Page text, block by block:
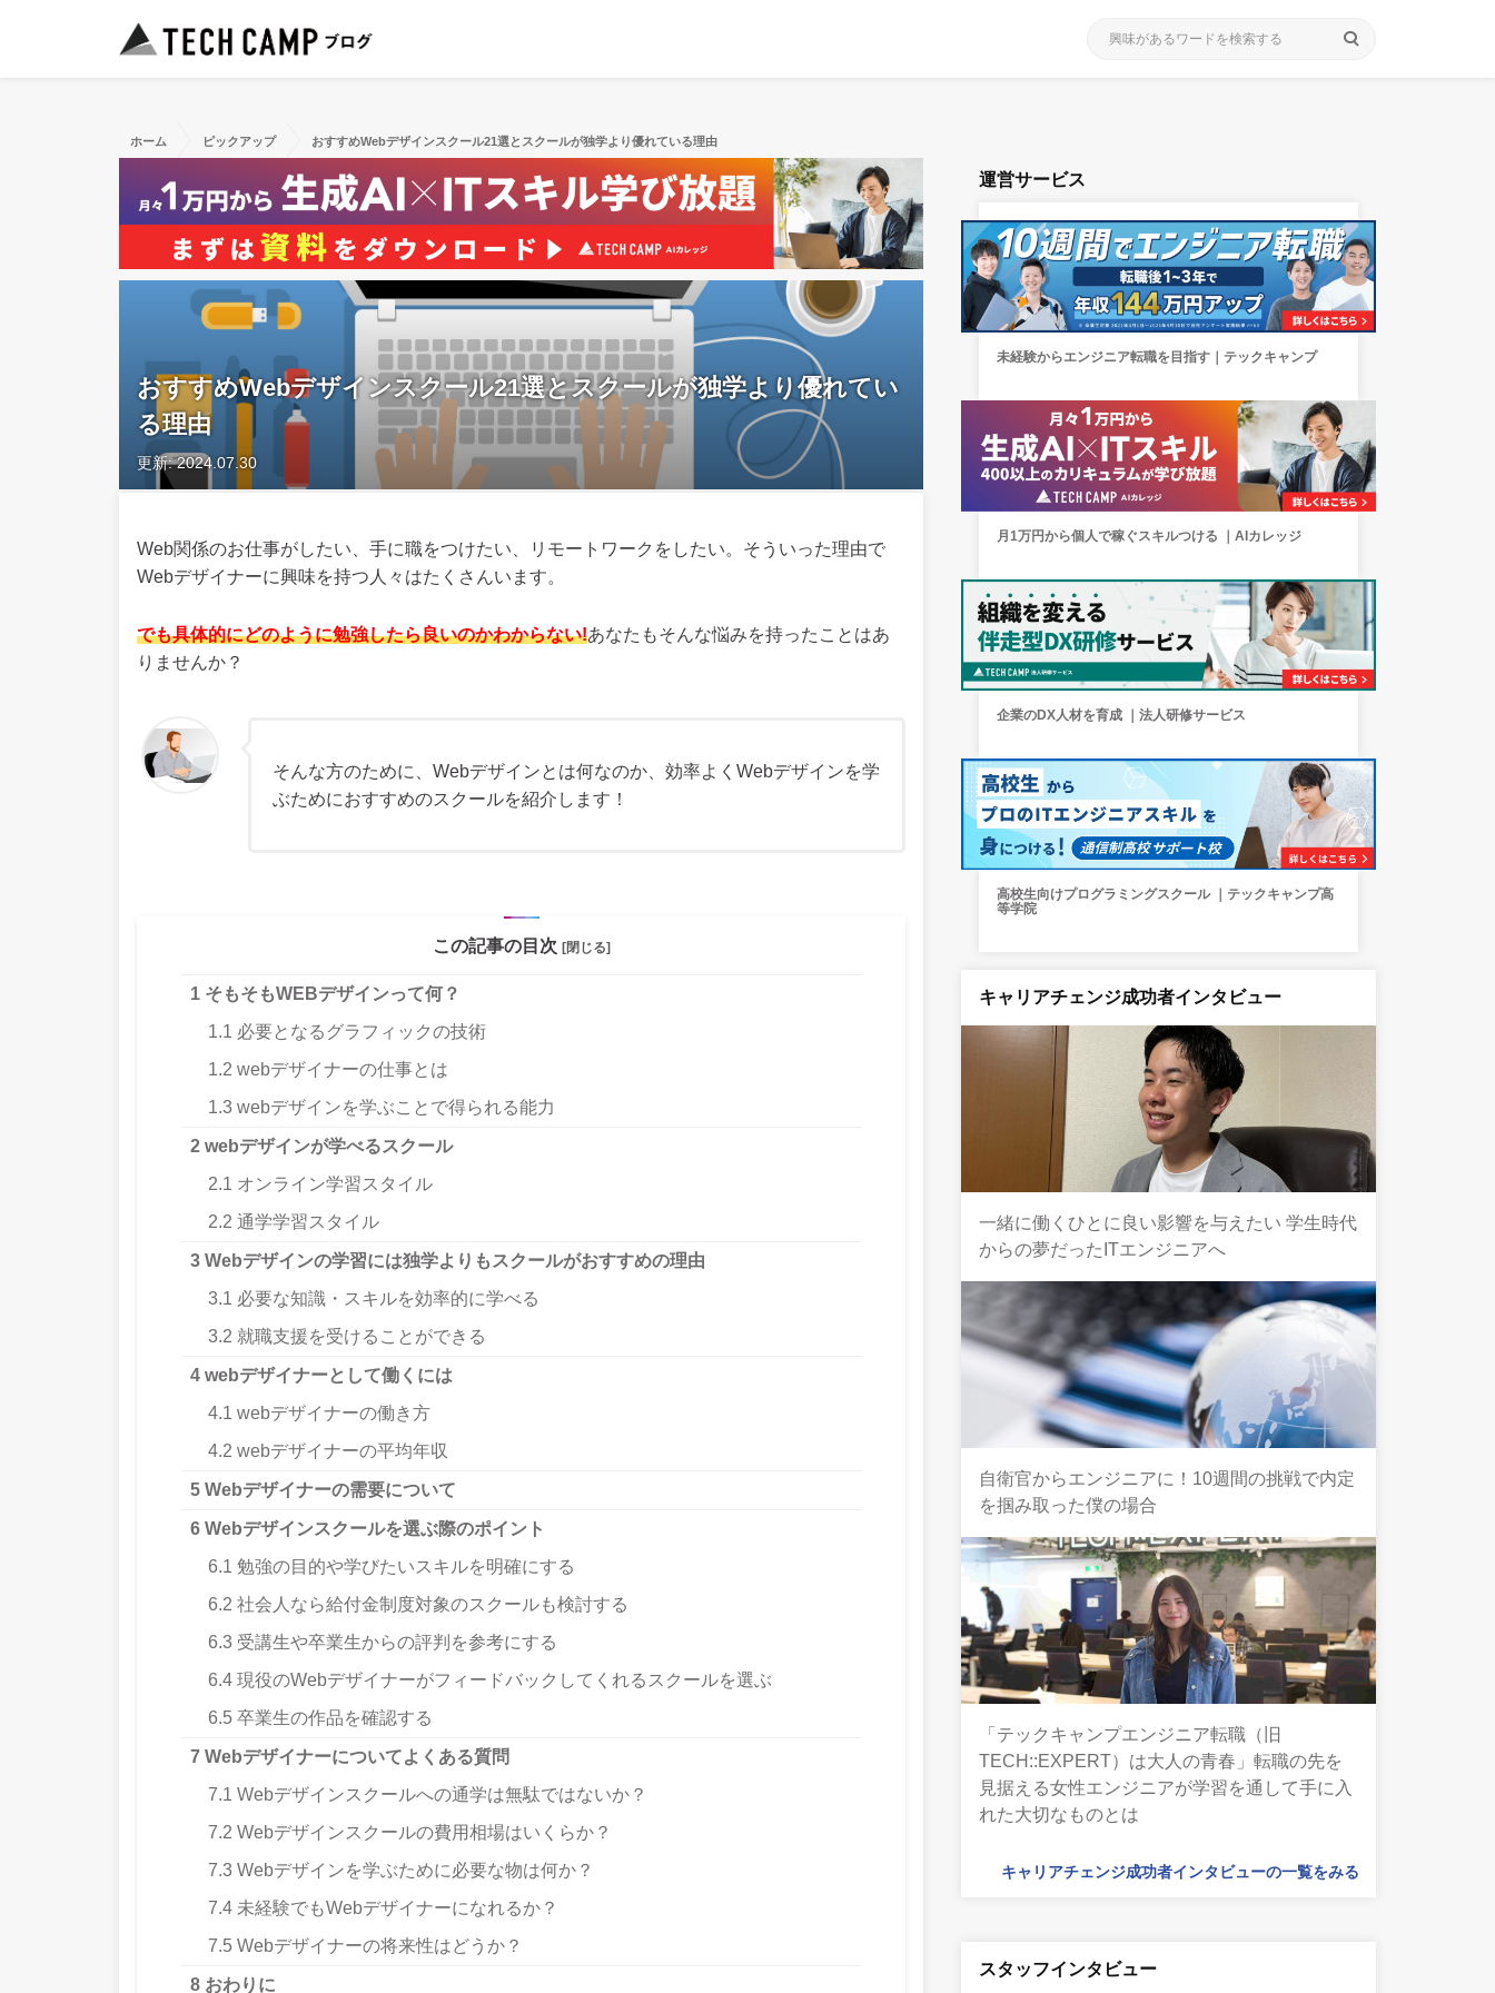
search
ホーム ピックアップ おすすめWebデザインスクール21選とスクールが独学より優れている理由
おすすめWebデザインスクール21選とスクールが独学より優れてい
る理由
更新: 2024.07.30
Web関係のお仕事がしたい、手に職をつけたい、リモートワークをしたい。そういった理由で
Webデザイナーに興味を持つ人々はたくさんいます。
でも具体的にどのように勉強したら良いのかわからない!あなたもそんな悩みを持ったことはあ
りませんか？
そんな方のために、Webデザインとは何なのか、効率よくWebデザインを学
ぶためにおすすめのスクールを紹介します！
この記事の目次 [閉じる]
1 そもそもWEBデザインって何？
1.1 必要となるグラフィックの技術
1.2 webデザイナーの仕事とは
1.3 webデザインを学ぶことで得られる能力
2 webデザインが学べるスクール
2.1 オンライン学習スタイル
2.2 通学学習スタイル
3 Webデザインの学習には独学よりもスクールがおすすめの理由
3.1 必要な知識・スキルを効率的に学べる
3.2 就職支援を受けることができる
4 webデザイナーとして働くには
4.1 webデザイナーの働き方
4.2 webデザイナーの平均年収
5 Webデザイナーの需要について
6 Webデザインスクールを選ぶ際のポイント
6.1 勉強の目的や学びたいスキルを明確にする
6.2 社会人なら給付金制度対象のスクールも検討する
6.3 受講生や卒業生からの評判を参考にする
6.4 現役のWebデザイナーがフィードバックしてくれるスクールを選ぶ
6.5 卒業生の作品を確認する
7 Webデザイナーについてよくある質問
7.1 Webデザインスクールへの通学は無駄ではないか？
7.2 Webデザインスクールの費用相場はいくらか？
7.3 Webデザインを学ぶために必要な物は何か？
7.4 未経験でもWebデザイナーになれるか？
7.5 Webデザイナーの将来性はどうか？
8 おわりに
運営サービス
未経験からエンジニア転職を目指す｜テックキャンプ
月1万円から個人で稼ぐスキルつける ｜AIカレッジ
企業のDX人材を育成 ｜法人研修サービス
高校生向けプログラミングスクール ｜テックキャンプ高
等学院
キャリアチェンジ成功者インタビュー
一緒に働くひとに良い影響を与えたい 学生時代
からの夢だったITエンジニアへ
自衛官からエンジニアに！10週間の挑戦で内定
を掴み取った僕の場合
「テックキャンプエンジニア転職（旧
TECH::EXPERT）は大人の青春」転職の先を
見据える女性エンジニアが学習を通して手に入
れた大切なものとは
キャリアチェンジ成功者インタビューの一覧をみる
スタッフインタビュー